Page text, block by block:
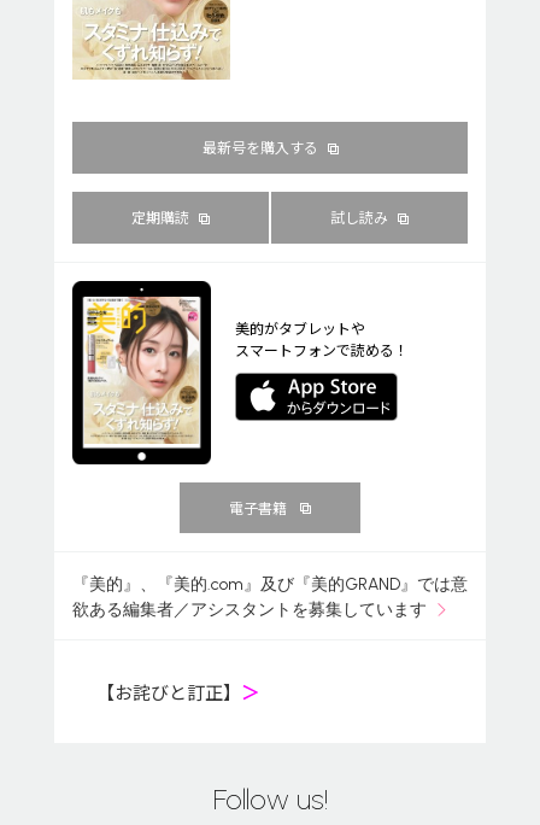
最新号を購入する
定期購読 試し読み
美的がタブレットや
スマートフォンで読める！
電子書籍
『美的』、『美的.com』及び『美的GRAND』では意
欲ある編集者／アシスタントを募集しています
【お詫びと訂正】 ＞
Follow us!